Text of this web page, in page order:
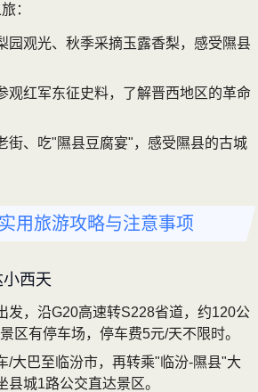
：
园观光、秋季采摘玉露香梨，感受隰县
观红军东征史料，了解晋西地区的革命
街、吃"隰县豆腐宴"，感受隰县的古城
用旅游攻略与注意事项
西天
发，沿G20高速转S228省道，约120公
区有停车场，停车费5元/天不限时。
/大巴至临汾市，再转乘"临汾-隰县"大
县城1路公交直达景区。